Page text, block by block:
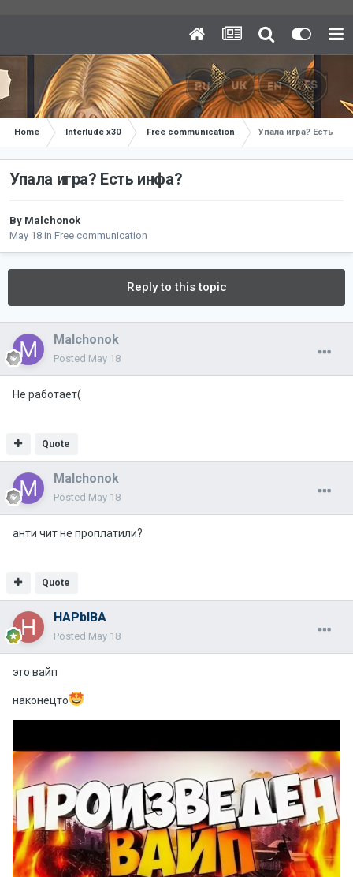
Home Interlude x30 Free communication Упала игра? Есть
Упала игра? Есть инфа?
By Malchonok
May 18 in Free communication
Reply to this topic
Malchonok
Posted May 18
Не работает(
Quote
Malchonok
Posted May 18
анти чит не проплатили?
Quote
HAPbIBA
Posted May 18
это вайп
наконецто